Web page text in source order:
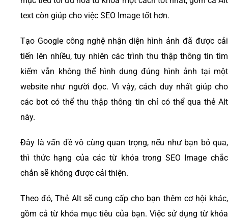
text còn giúp cho việc SEO Image tốt hơn.
Tạo Google công nghệ nhận diện hình ảnh đã được cải
tiến lên nhiều, tuy nhiên các trình thu thập thông tin tìm
kiếm vẫn không thể hình dung đúng hình ảnh tại một
website như người đọc. Vì vậy, cách duy nhất giúp cho
các bot có thể thu thập thông tin chỉ có thể qua thẻ Alt
này.
Đây là vấn đề vô cùng quan trọng, nếu như bạn bỏ qua,
thì thức hạng của các từ khóa trong SEO Image chắc
chắn sẽ không được cải thiện.
Theo đó, Thẻ Alt sẽ cung cấp cho bạn thêm cơ hội khác,
gồm cả từ khóa mục tiêu của bạn. Việc sử dụng từ khóa